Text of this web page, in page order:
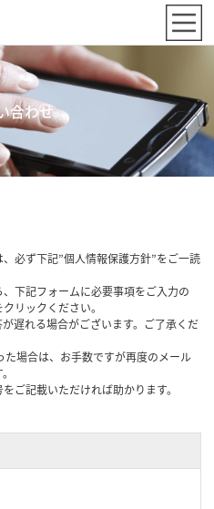
合わせ
必ず下記”個人情報保護方針”をご一読
下記フォームに必要事項をご入力の
リックください。
遅れる場合がございます。ご了承くだ
場合は、お手数ですが再度のメール
ご記載いただければ助かります。